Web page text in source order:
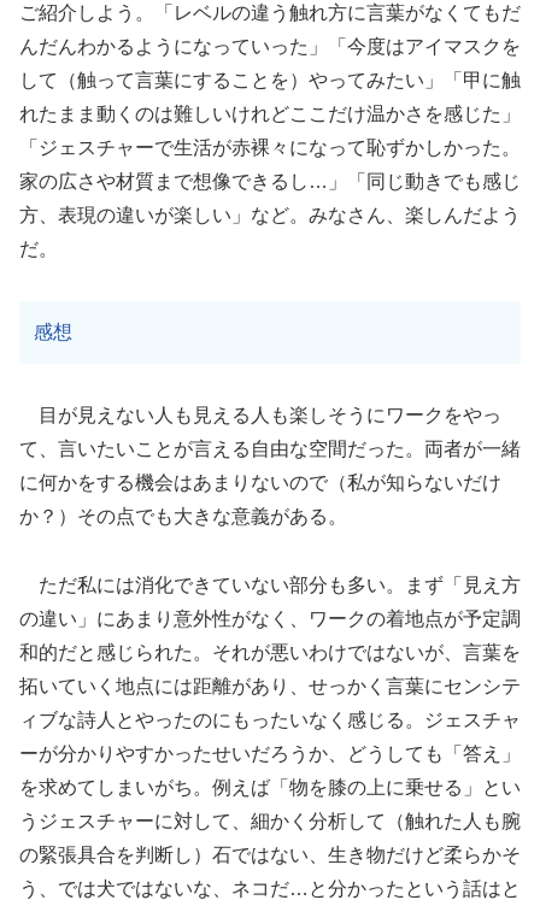
ご紹介しよう。「レベルの違う触れ方に言葉がなくてもだ
んだんわかるようになっていった」「今度はアイマスクを
して（触って言葉にすることを）やってみたい」「甲に触
れたまま動くのは難しいけれどここだけ温かさを感じた」
「ジェスチャーで生活が赤裸々になって恥ずかしかった。
家の広さや材質まで想像できるし…」「同じ動きでも感じ
方、表現の違いが楽しい」など。みなさん、楽しんだよう
だ。
感想
目が見えない人も見える人も楽しそうにワークをやっ
て、言いたいことが言える自由な空間だった。両者が一緒
に何かをする機会はあまりないので（私が知らないだけ
か？）その点でも大きな意義がある。
ただ私には消化できていない部分も多い。まず「見え方
の違い」にあまり意外性がなく、ワークの着地点が予定調
和的だと感じられた。それが悪いわけではないが、言葉を
拓いていく地点には距離があり、せっかく言葉にセンシテ
ィブな詩人とやったのにもったいなく感じる。ジェスチャ
ーが分かりやすかったせいだろうか、どうしても「答え」
を求めてしまいがち。例えば「物を膝の上に乗せる」とい
うジェスチャーに対して、細かく分析して（触れた人も腕
の緊張具合を判断し）石ではない、生き物だけど柔らかそ
う、では犬ではないな、ネコだ…と分かったという話はと